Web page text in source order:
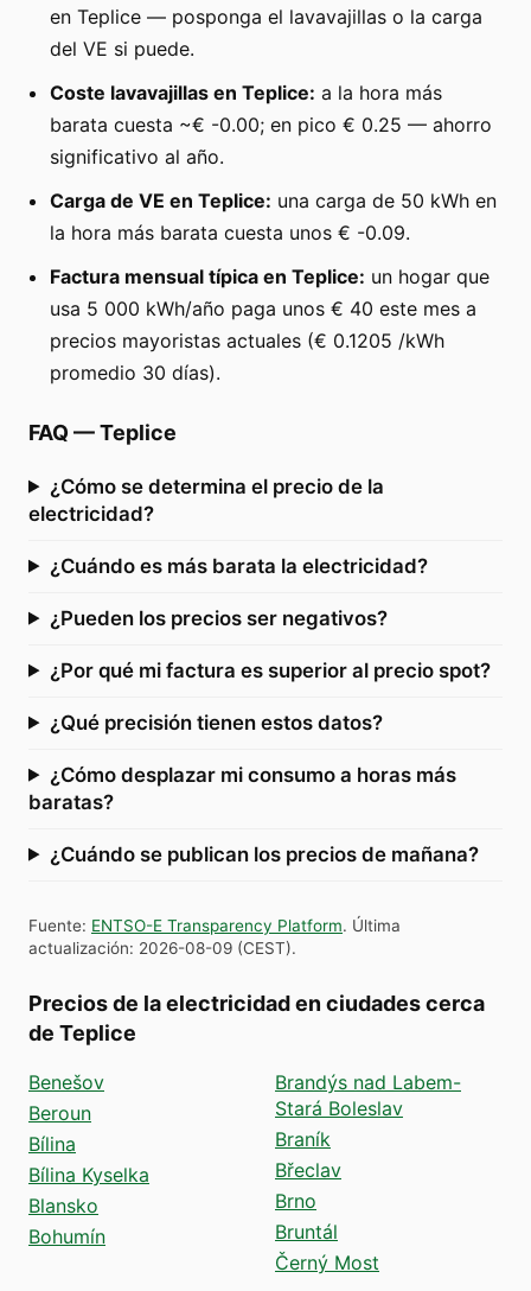
en Teplice — posponga el lavavajillas o la carga
del VE si puede.
Coste lavavajillas en Teplice: a la hora más
barata cuesta ~€ -0.00; en pico € 0.25 — ahorro
significativo al año.
Carga de VE en Teplice: una carga de 50 kWh en
la hora más barata cuesta unos € -0.09.
Factura mensual típica en Teplice: un hogar que
usa 5 000 kWh/año paga unos € 40 este mes a
precios mayoristas actuales (€ 0.1205 /kWh
promedio 30 días).
FAQ —Teplice
¿Cómo se determina el precio de la
electricidad?
¿Cuándo es más barata la electricidad?
¿Pueden los precios ser negativos?
¿Por qué mi factura es superior al precio spot?
¿Qué precisión tienen estos datos?
¿Cómo desplazar mi consumo a horas más
baratas?
¿Cuándo se publican los precios de mañana?
Fuente: ENTSO-E Transparency Platform. Última
actualización: 2026-08-09 (CEST).
Precios de la electricidad en ciudades cerca
de Teplice
Benešov
Beroun
Bílina
Bílina Kyselka
Blansko
Bohumín
Brandýs nad Labem-
Stará Boleslav
Braník
Břeclav
Brno
Bruntál
Černý Most